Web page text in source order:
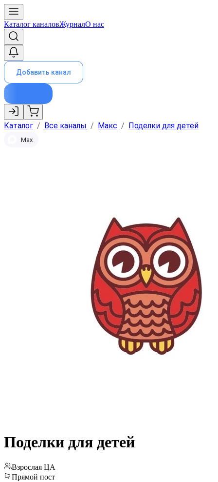
Каталог каналовЖурналО нас
Добавить канал
Каталог / Все каналы / Макс / Поделки для детей
Max
Поделки для детей
Взрослая ЦА
Прямой пост